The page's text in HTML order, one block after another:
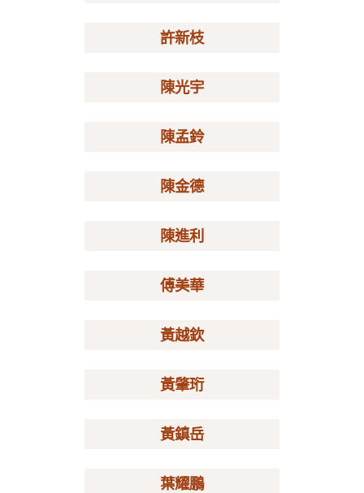
許新枝
陳光宇
陳孟鈴
陳金德
陳進利
傅美華
黃越欽
黃肇珩
黃鎮岳
葉耀鵬